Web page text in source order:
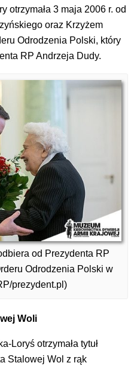
otrzymała 3 maja 2006 r. od
oraz Krzyżem
Odrodzenia Polski, który
RP Andrzeja Dudy.
od Prezydenta RP
Odrodzenia Polski w
prezydent.pl)
Woli
Loryś otrzymała tytuł
Stalowej Wol z rąk